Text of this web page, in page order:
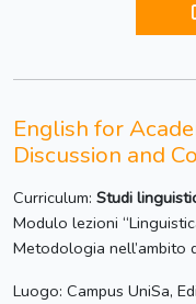
English for
Discussion and
Curriculum: Studi
Modulo lezioni
Metodologia nell’ambito
Luogo: Campus UniSa,